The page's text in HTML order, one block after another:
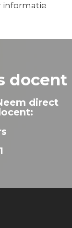
informatie
docent
direct